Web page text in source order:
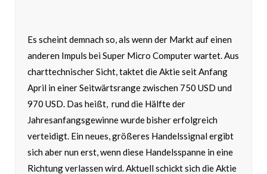
Es scheint demnach so, als wenn der Markt auf einen
anderen Impuls bei Super Micro Computer wartet. Aus
charttechnischer Sicht, taktet die Aktie seit Anfang
April in einer Seitwärtsrange zwischen 750 USD und
970 USD. Das heißt, rund die Hälfte der
Jahresanfangsgewinne wurde bisher erfolgreich
verteidigt. Ein neues, größeres Handelssignal ergibt
sich aber nun erst, wenn diese Handelsspanne in eine
Richtung verlassen wird. Aktuell schickt sich die Aktie